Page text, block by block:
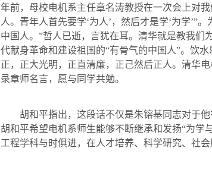
年前，母校电机系主任章名涛教授在一次会上对
人。青年人首先要学‘为人’，然后才是学‘为学’”
中国人。”哲人已逝，言犹在耳。清华就是教我
代献身革命和建设祖国的“有骨气的中国人”。饮
正，正大光明，正直清廉，正己然后正人。清华
录章师名言，愿与同学共勉。
胡和平指出，这段话不仅是朱镕基同志对于他
胡和平希望电机系师生能够不断继承和发扬“为学
工程学科与时俱进，在人才培养、科学研究、社